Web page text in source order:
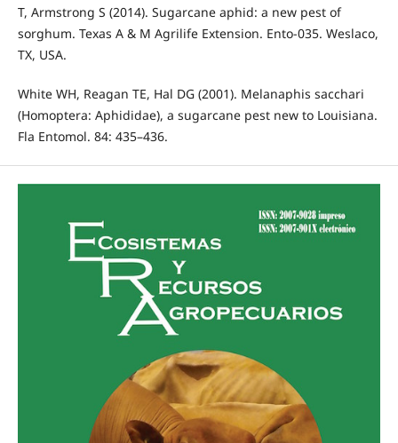
T, Armstrong S (2014). Sugarcane aphid: a new pest of
sorghum. Texas A & M Agrilife Extension. Ento-035. Weslaco,
TX, USA.
White WH, Reagan TE, Hal DG (2001). Melanaphis sacchari
(Homoptera: Aphididae), a sugarcane pest new to Louisiana.
Fla Entomol. 84: 435–436.